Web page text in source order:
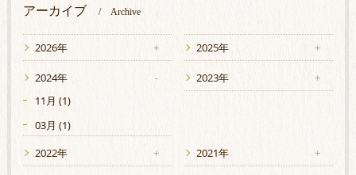
アーカイブ Archive
2026年 2025年
2024年
11月 (1)
03月 (1)
2023年
2022年 2021年